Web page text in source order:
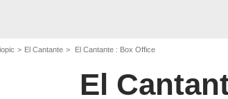
El Cantante El Cantante : Box Office
El